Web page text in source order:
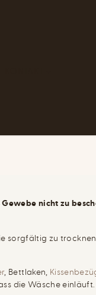
nicht zu
sorgfältig zu
, Bettlaken,
die Wäsche einläuft.